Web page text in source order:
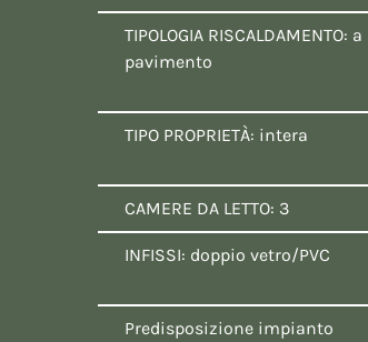
TIPOLOGIA RISCALDAMENTO: a
pavimento
TIPO PROPRIETÀ: intera
CAMERE DA LETTO: 3
INFISSI: doppio vetro/PVC
Predisposizione impianto